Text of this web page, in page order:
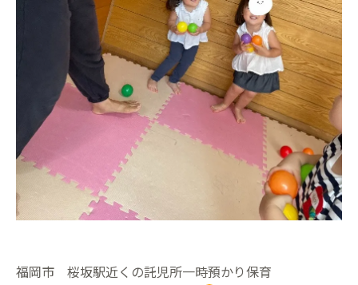
福岡市 桜坂駅近くの託児所一時預かり保育